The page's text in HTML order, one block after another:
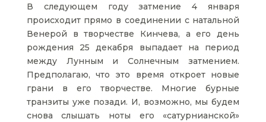
В следующем году затмение 4 января
происходит прямо в соединении с натальной
Венерой в творчестве Кинчева, а его день
рождения 25 декабря выпадает на период
между Лунным и Солнечным затмением.
Предполагаю, что это время откроет новые
грани в его творчестве. Многие бурные
транзиты уже позади. И, возможно, мы будем
снова слышать ноты его «сатурнианской»